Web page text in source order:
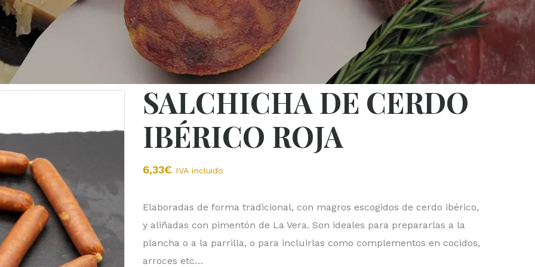
SALCHICHA DE CERDO
IBÉRICO ROJA
6,33€ IVA incluido
Elaboradas de forma tradicional, con magros escogidos de cerdo ibérico,
y aliñadas con pimentón de La Vera. Son ideales para prepararlas a la
plancha o a la parrilla, o para incluirlas como complementos en cocidos,
arroces etc…